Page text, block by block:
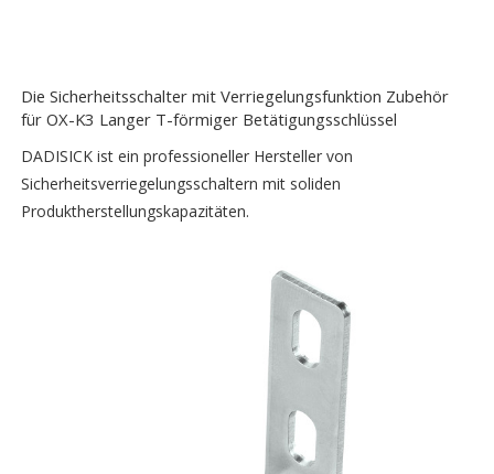
Die Sicherheitsschalter mit Verriegelungsfunktion Zubehör
für OX-K3 Langer T-förmiger Betätigungsschlüssel
DADISICK ist ein professioneller Hersteller von
Sicherheitsverriegelungsschaltern mit soliden
Produktherstellungskapazitäten.